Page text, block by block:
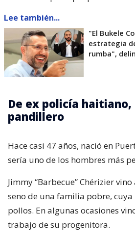
Lee también...
"El Bukele
estrategia
rumba",
De ex policía
pandillero
Hace casi 47 años, nació en
sería uno de los hombres más
Jimmy “Barbecue” Chérizier
seno de una familia pobre,
pollos. En algunas ocasiones
trabajo de su progenitora.